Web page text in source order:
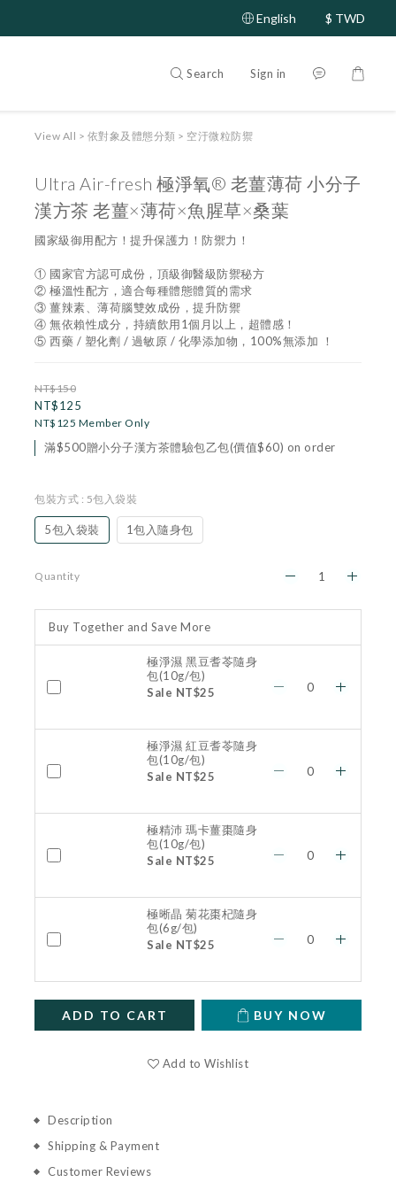
English $ TWD
Search Sign in
View All > 依對象及體態分類 > 空汙微粒防禦
Ultra Air-fresh 極淨氧® 老薑薄荷 小分子
漢方茶 老薑×薄荷×魚腥草×桑葉
國家級御用配方！提升保護力！防禦力！
① 國家官方認可成份，頂級御醫級防禦秘方
② 極溫性配方，適合每種體態體質的需求
③ 薑辣素、薄荷腦雙效成份，提升防禦
④ 無依賴性成分，持續飲用1個月以上，超體感！
⑤ 西藥 / 塑化劑 / 過敏原 / 化學添加物，100%無添加 ！
NT$150
NT$125
NT$125 Member Only
滿$500贈小分子漢方茶體驗包乙包(價值$60) on order
包裝方式 : 5包入袋裝
5包入袋裝 1包入隨身包
Quantity
Buy Together and Save More
極淨濕 黑豆耆苓隨身
包(10g/包)
Sale NT$25
極淨濕 紅豆耆苓隨身
包(10g/包)
Sale NT$25
極精沛 瑪卡薑棗隨身
包(10g/包)
Sale NT$25
極晰晶 菊花棗杞隨身
包(6g/包)
Sale NT$25
ADD TO CART BUY NOW
Add to Wishlist
Description
Shipping & Payment
Customer Reviews